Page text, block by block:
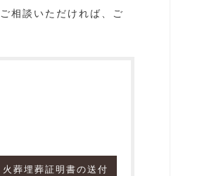
相談いただければ、ご
火葬埋葬証明書の送付